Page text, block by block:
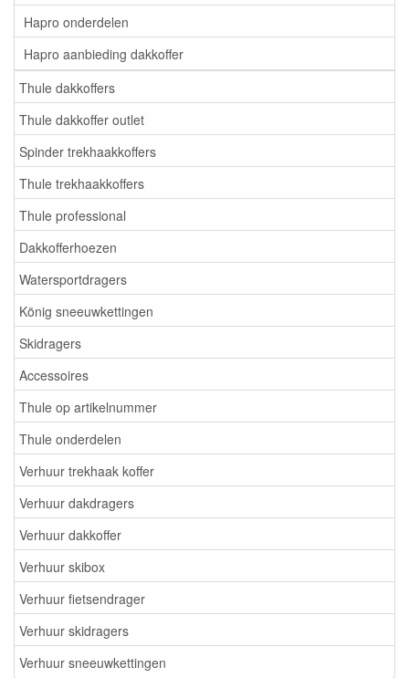
Hapro onderdelen
Hapro aanbieding dakkoffer
Thule dakkoffers
Thule dakkoffer outlet
Spinder trekhaakkoffers
Thule trekhaakkoffers
Thule professional
Dakkofferhoezen
Watersportdragers
König sneeuwkettingen
Skidragers
Accessoires
Thule op artikelnummer
Thule onderdelen
Verhuur trekhaak koffer
Verhuur dakdragers
Verhuur dakkoffer
Verhuur skibox
Verhuur fietsendrager
Verhuur skidragers
Verhuur sneeuwkettingen